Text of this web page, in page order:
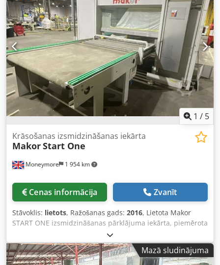
Dkjdpsyrr Dkefx Anzsr
1 / 5
Moneymore 1 954 km
Krāsošanas izsmidzināšanas iekārta
MakorStart One
Cenas informācija Zvanīt
Stāvoklis: lietots, Ražošanas gads: 2016, Lietota Makor
START ONE izsmidzināšanas pārklājuma iekārta, piemērota
nelielas jaudas kokapstrādes uzņēmumiem. Paredzēta
ūdens bāzes vai šķīdinātāju bāzes krāsu un līmju
uzklāšanai uz finierētām detaļām un PVC paneļiem. Ideāla
Mazā sludinājuma